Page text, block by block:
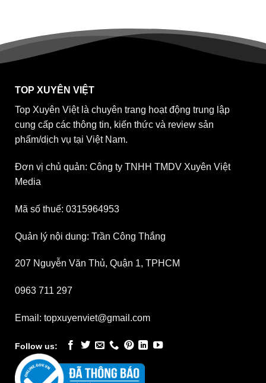
TOP XUYÊN VIỆT
Top Xuyên Việt là chuyên trang hoạt động trung lập
cung cấp các thông tin, kiến thức và review sản
phẩm/dịch vụ tại Việt Nam.
Đơn vị chủ quản: Công ty TNHH TMDV Xuyên Việt
Media
Mã số thuế: 0315964953
Quản lý nội dung: Trần Công Thắng
207 Nguyễn Văn Thủ, Quận 1, TPHCM
0963 711 297
Email: topxuyenviet@gmail.com
Follow us: